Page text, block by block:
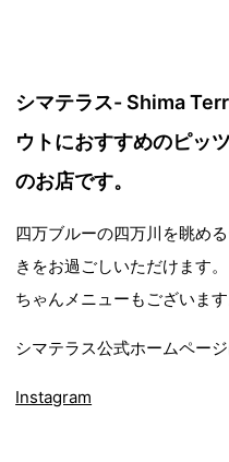
シマテラス- Shima
ウトにおすすめのピッ
のお店です。
四万ブルーの四万川を眺め
きをお過ごしいただけます
ちゃんメニューもございます
シマテラス公式ホームペー
Instagram